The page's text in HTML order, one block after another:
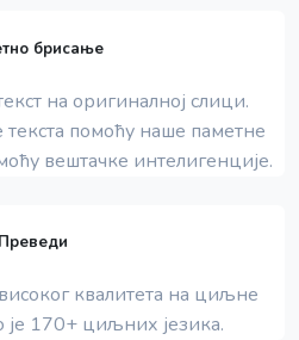
брисање
на оригиналној слици.
помоћу наше паметне
вештачке интелигенције.
Преведи
квалитета на циљне
је 170+ циљних језика.